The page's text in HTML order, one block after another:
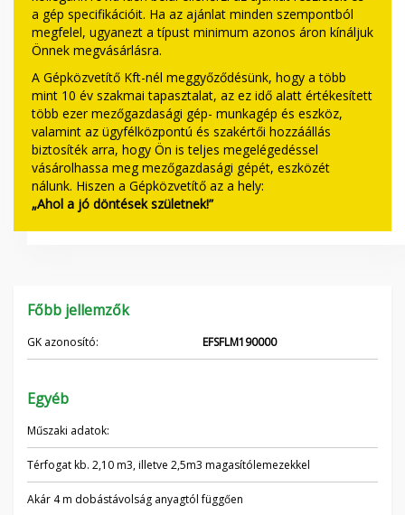
a gép specifikációit. Ha az ajánlat minden szempontból
megfelel, ugyanezt a típust minimum azonos áron kínáljuk
Önnek megvásárlásra.
A Gépközvetítő Kft-nél meggyőződésünk, hogy a több
mint 10 év szakmai tapasztalat, az ez idő alatt értékesített
több ezer mezőgazdasági gép- munkagép és eszköz,
valamint az ügyfélközpontú és szakértői hozzáállás
biztosíték arra, hogy Ön is teljes megelégedéssel
vásárolhassa meg mezőgazdasági gépét, eszközét
nálunk. Hiszen a Gépközvetítő az a hely:
„Ahol a jó döntések születnek!”
Főbb jellemzők
GK azonosító: EFSFLM190000
Egyéb
Műszaki adatok:
Térfogat kb. 2,10 m3, illetve 2,5m3 magasítólemezekkel
Akár 4 m dobástávolság anyagtól függően